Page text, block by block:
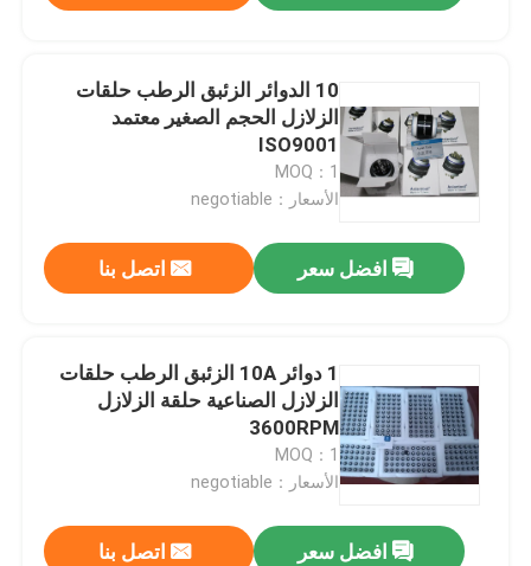
10 الدوائر الزئبق الرطب حلقات
الزلازل الحجم الصغير معتمد
ISO9001
MOQ：1
الأسعار：negotiable
افضل سعر اتصل بنا
1 دوائر 10A الزئبق الرطب حلقات
الزلازل الصناعية حلقة الزلازل
3600RPM
MOQ：1
الأسعار：negotiable
افضل سعر اتصل بنا